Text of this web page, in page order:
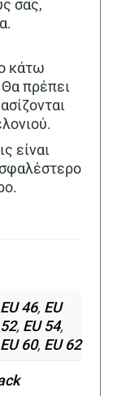
σας,
κάτω
πρέπει
είναι
EU 46, EU
, EU 54,
EU 60, EU 62